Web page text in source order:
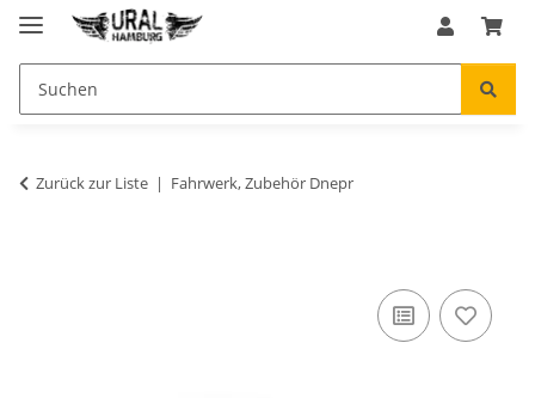
Zurück zur Liste Fahrwerk, Zubehör Dnepr